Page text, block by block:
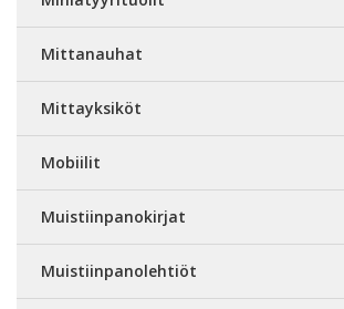
Mittanauhat
Mittayksiköt
Mobiilit
Muistiinpanokirjat
Muistiinpanolehtiöt